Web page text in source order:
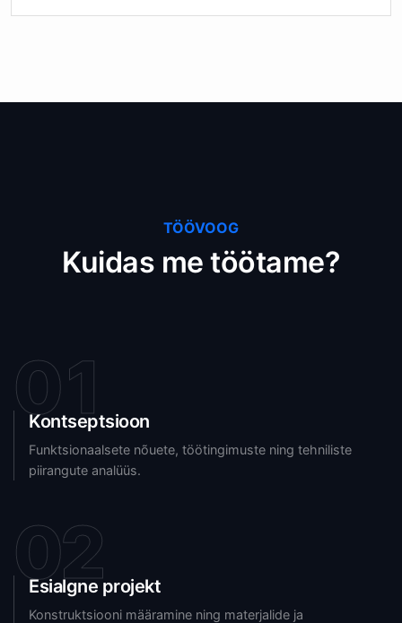
TÖÖVOOG
Kuidas me töötame?
01
Kontseptsioon
Funktsionaalsete nõuete, töötingimuste ning tehniliste
piirangute analüüs.
02
Esialgne projekt
Konstruktsiooni määramine ning materjalide ja